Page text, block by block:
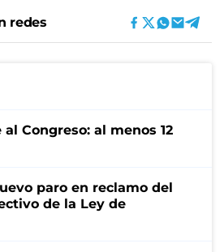
redes
Congreso: al menos 12
paro en reclamo del
de la Ley de